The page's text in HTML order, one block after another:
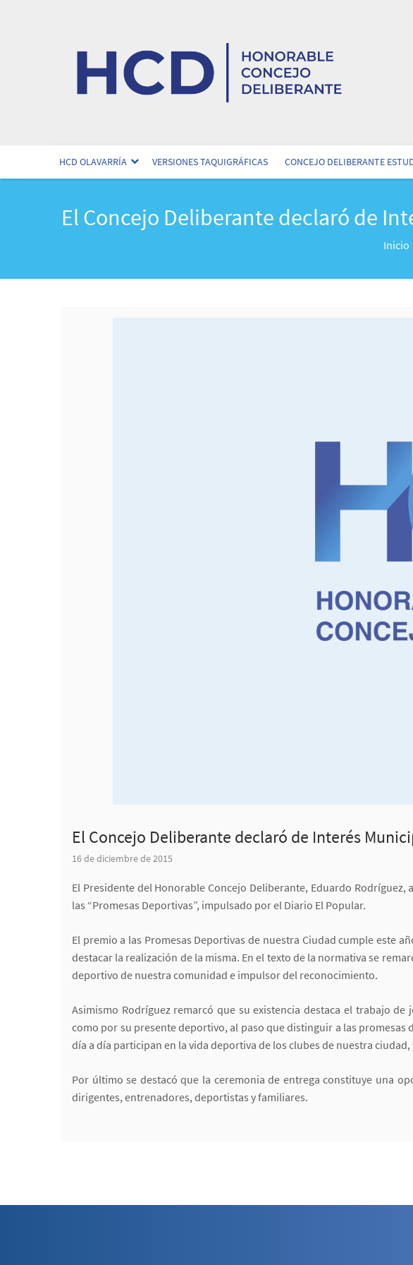
HCD OLAVARRÍA VERSIONES TAQUIGRÁFICAS CONCEJO DELIBERANTE
El Concejo Deliberante declaró de
Inicio
El Concejo Deliberante declaró de Interés
16 de diciembre de 2015
El Presidente del Honorable Concejo Deliberante, Eduardo
las “Promesas Deportivas”, impulsado por el Diario El Popular.
El premio a las Promesas Deportivas de nuestra Ciudad cumple este
destacar la realización de la misma. En el texto de la normativa se
deportivo de nuestra comunidad e impulsor del reconocimiento.
Asimismo Rodríguez remarcó que su existencia destaca el trabajo
como por su presente deportivo, al paso que distinguir a las
día a día participan en la vida deportiva de los clubes de nuestra
Por último se destacó que la ceremonia de entrega constituye una
dirigentes, entrenadores, deportistas y familiares.